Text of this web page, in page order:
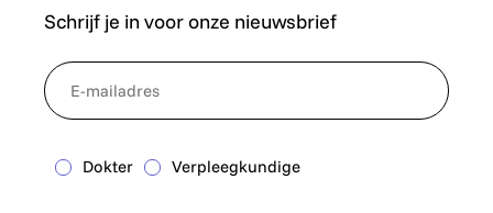
Schrijf je in voor onze nieuwsbrief
NewsletterEmail
Dokter Verpleegkundige